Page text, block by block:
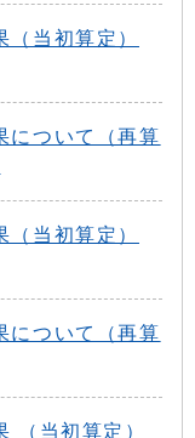
当初算定）
について（再算
当初算定）
について（再算
（当初算定）